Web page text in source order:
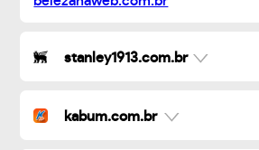
stanley1913.com.br
kabum.com.br